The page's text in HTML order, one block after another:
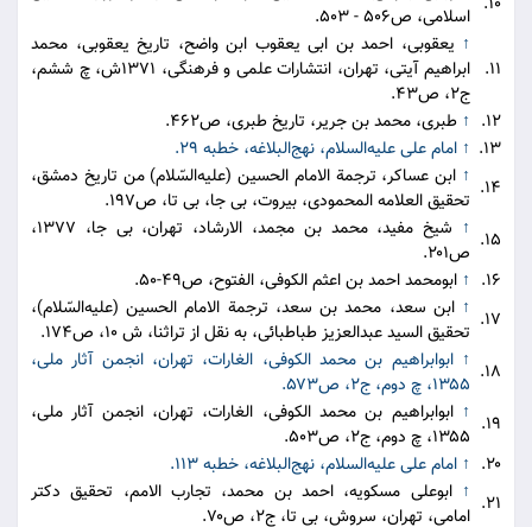
اسلامی، ص۵۰۶ - ۵۰۳.
۱۱.
↑ یعقوبی، احمد بن ابی یعقوب ابن واضح، تاریخ یعقوبی، محمد
ابراهیم آیتی، تهران، انتشارات علمی و فرهنگی، ۱۳۷۱ش، چ ششم،
ج۲، ص۴۳.
۱۲.
↑ طبری، محمد بن جریر، تاریخ طبری، ص۴۶۲.
۱۳.
↑ امام علی علیه‌السلام، نهج‌البلاغه، خطبه ۲۹.
۱۴.
↑ ابن عساکر، ترجمة الامام الحسین (علیه‌السّلام) من تاریخ دمشق،
تحقیق العلامه المحمودی، بیروت، بی جا، بی تا، ص۱۹۷.
۱۵.
↑
شیخ مفید، محمد بن مجمد، الارشاد، تهران، بی جا، ۱۳۷۷،
ص۲۰۱.
۱۶.
↑ ابومحمد احمد بن اعثم الکوفی، الفتوح، ص۴۹-۵۰.
۱۷.
↑ابن سعد، محمد بن سعد، ترجمة الامام الحسین (علیه‌السّلام)،
تحقیق السید عبدالعزیز طباطبائی، به نقل از تراثنا، ش ۱۰، ص۱۷۴.
۱۸.
↑ابوابراهیم بن محمد الکوفی، الغارات، تهران، انجمن آثار ملی،
۱۳۵۵، چ دوم، ج۲، ص۵۷۳.
۱۹.
↑ابوابراهیم بن محمد الکوفی، الغارات، تهران، انجمن آثار ملی،
۱۳۵۵، چ دوم، ج۲، ص۵۰۳.
۲۰.
↑ امام علی علیه‌السلام، نهج‌البلاغه، خطبه ۱۱۳.
۲۱.
↑ابوعلی مسکویه، احمد بن محمد، تجارب الامم، تحقیق دکتر
امامی، تهران، سروش، بی تا، ج۲، ص۷۰.